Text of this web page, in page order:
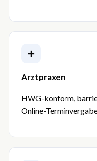
✚
Arztpraxen
HWG-konform,
Online-